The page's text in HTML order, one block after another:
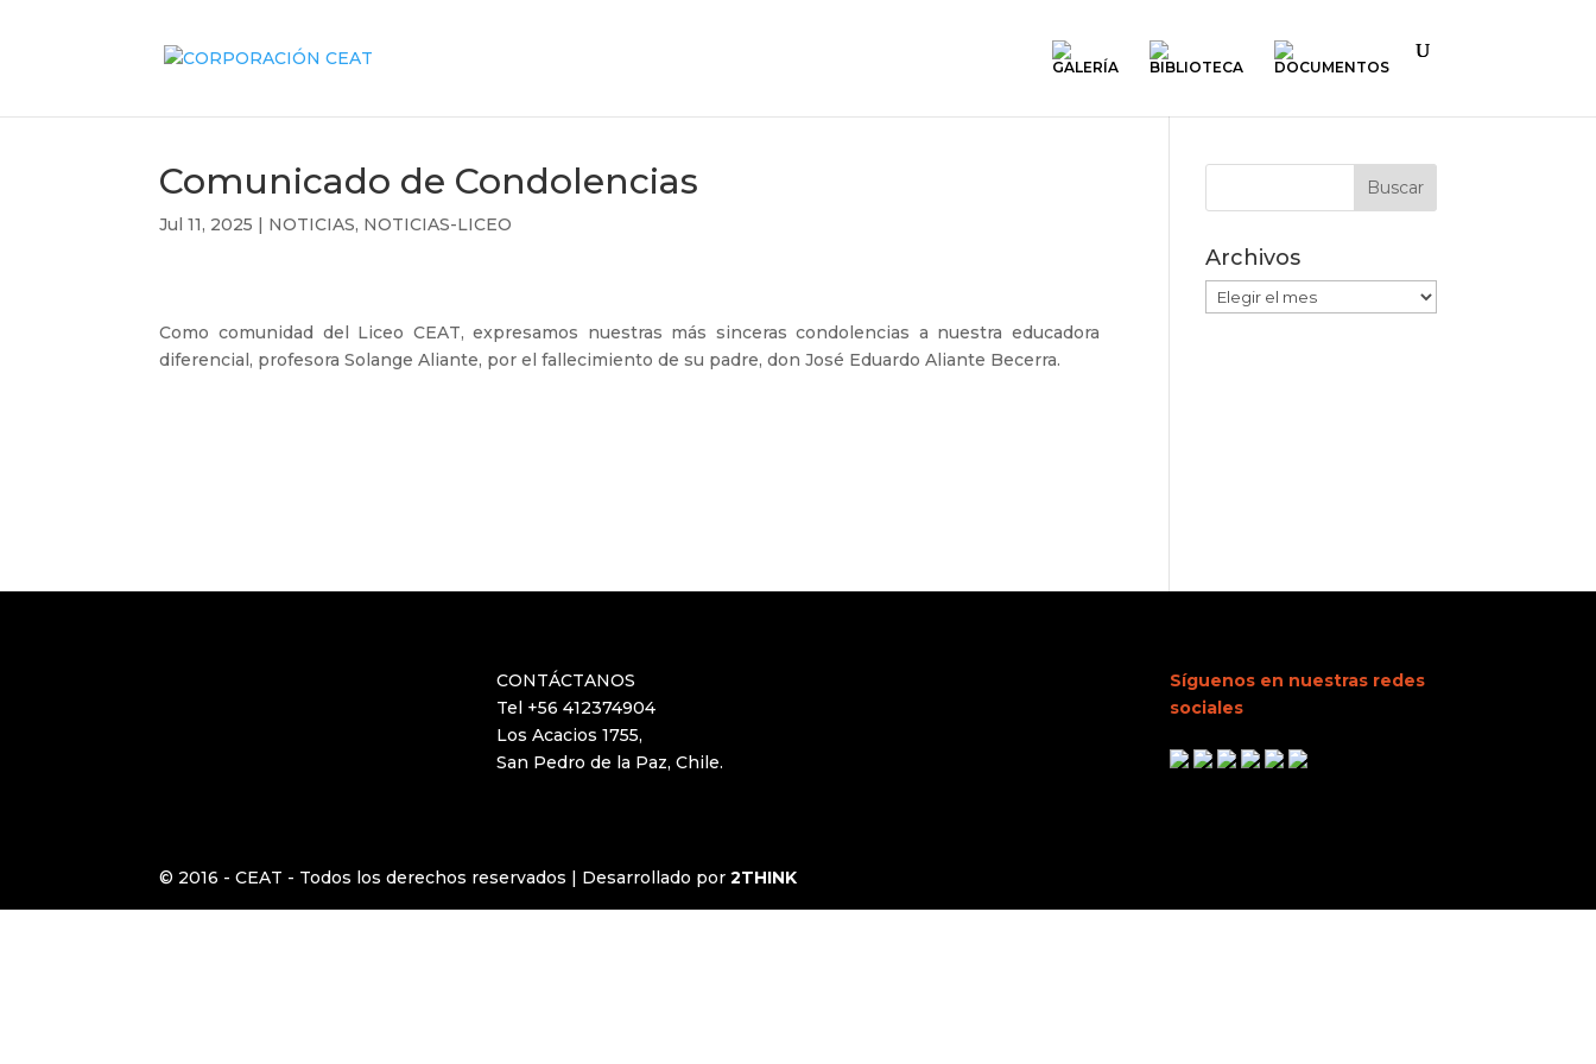
GALERÍA BIBLIOTECA DOCUMENTOS
Comunicado de Condolencias
Jul 11, 2025 | NOTICIAS, NOTICIAS-LICEO
Como comunidad del Liceo CEAT, expresamos nuestras más sinceras condolencias a nuestra educadora
diferencial, profesora Solange Aliante, por el fallecimiento de su padre, don José Eduardo Aliante Becerra.
Archivos
Archivos
CONTÁCTANOS
Tel +56 412374904
Los Acacios 1755,
San Pedro de la Paz, Chile.
Síguenos en nuestras redes
sociales
© 2016 - CEAT - Todos los derechos reservados | Desarrollado por2THINK